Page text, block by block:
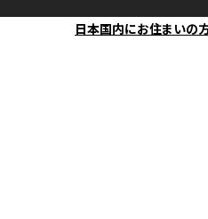
日本国内にお住まいの